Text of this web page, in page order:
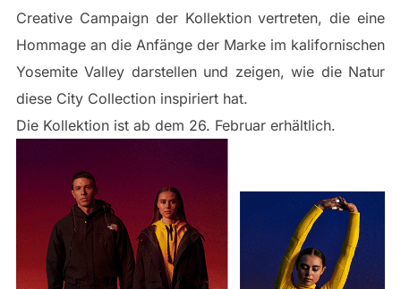
Creative Campaign der Kollektion vertreten, die eine
Hommage an die Anfänge der Marke im kalifornischen
Yosemite Valley darstellen und zeigen, wie die Natur
diese City Collection inspiriert hat.
Die Kollektion ist ab dem 26. Februar erhältlich.